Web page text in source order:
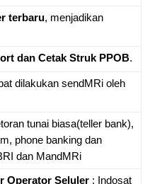
terbaru, menjadikan
dan Cetak Struk PPOB.
dilakukan sendMRi oleh
tunai biasa(teller bank),
phone banking dan
dan MandMRi
Operator Seluler : Indosat